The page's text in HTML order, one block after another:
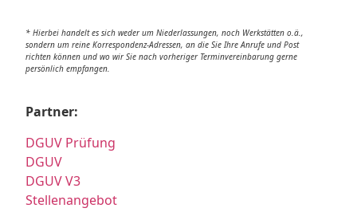
* Hierbei handelt es sich weder um Niederlassungen, noch Werkstätten o.ä.,
sondern um reine Korrespondenz-Adressen, an die Sie Ihre Anrufe und Post
richten können und wo wir Sie nach vorheriger Terminvereinbarung gerne
persönlich empfangen.
Partner:
DGUV Prüfung
DGUV
DGUV V3
Stellenangebot